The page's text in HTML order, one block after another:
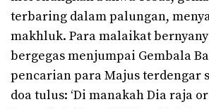
terbaring dalam palungan,
makhluk. Para malaikat
bergegas menjumpai Gembala
pencarian para Majus terdengar
doa tulus: ‘Di manakah Dia raja